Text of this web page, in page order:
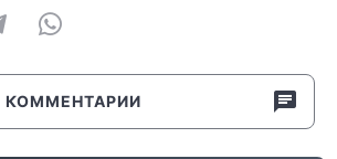
КОММЕНТАРИИ